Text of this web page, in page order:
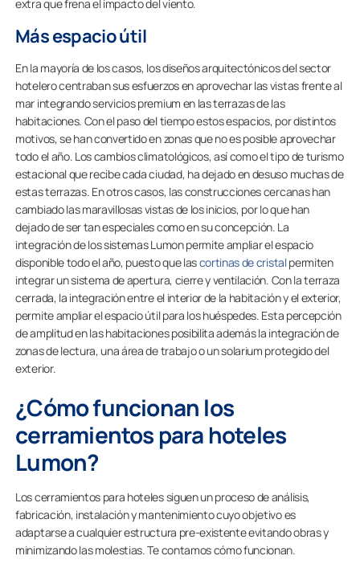
extra que frena el impacto del viento.
Más espacio útil
En la mayoría de los casos, los diseños arquitectónicos del sector
hotelero centraban sus esfuerzos en aprovechar las vistas frente al
mar integrando servicios premium en las terrazas de las
habitaciones. Con el paso del tiempo estos espacios, por distintos
motivos, se han convertido en zonas que no es posible aprovechar
todo el año. Los cambios climatológicos, así como el tipo de turismo
estacional que recibe cada ciudad, ha dejado en desuso muchas de
estas terrazas. En otros casos, las construcciones cercanas han
cambiado las maravillosas vistas de los inicios, por lo que han
dejado de ser tan especiales como en su concepción. La
integración de los sistemas Lumon permite ampliar el espacio
disponible todo el año, puesto que lascortinas de cristalpermiten
integrar un sistema de apertura, cierre y ventilación. Con la terraza
cerrada, la integración entre el interior de la habitación y el exterior,
permite ampliar el espacio útil para los huéspedes. Esta percepción
de amplitud en las habitaciones posibilita además la integración de
zonas de lectura, una área de trabajo o un solarium protegido del
exterior.
¿Cómo funcionan los
cerramientos para hoteles
Lumon?
Los cerramientos para hoteles siguen un proceso de análisis,
fabricación, instalación y mantenimiento cuyo objetivo es
adaptarse a cualquier estructura pre-existente evitando obras y
minimizando las molestias. Te contamos cómo funcionan.